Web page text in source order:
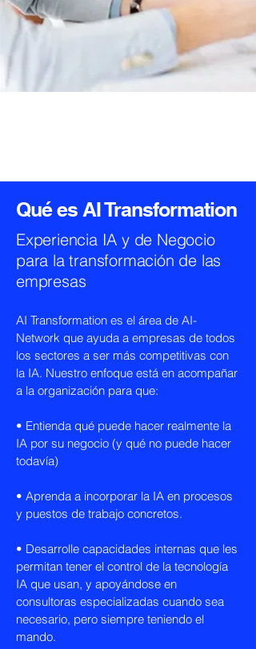
Qué es AI Transformation
Experiencia IA y de Negocio
para la transformación de las
empresas
AI Transformation es el área de AI-
Network que ayuda a empresas de todos
los sectores a ser más competitivas con
la IA. Nuestro enfoque está en acompañar
a la organización para que:
• Entienda qué puede hacer realmente la
IA por su negocio (y qué no puede hacer
todavía)
• Aprenda a incorporar la IA en procesos
y puestos de trabajo concretos.
• Desarrolle capacidades internas que les
permitan tener el control de la tecnología
IA que usan, y apoyándose en
consultoras especializadas cuando sea
necesario, pero siempre teniendo el
mando.